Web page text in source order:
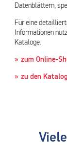
Datenblättern,
Für eine
Informationen
Kataloge.
zum Online-
zu den